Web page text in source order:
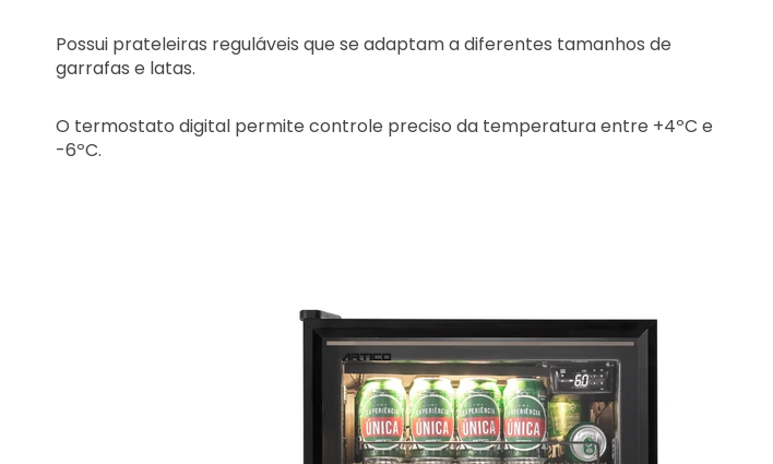
Possui prateleiras reguláveis que se adaptam a diferentes tamanhos de
garrafas e latas.
O termostato digital permite controle preciso da temperatura entre +4ºC e
-6ºC.